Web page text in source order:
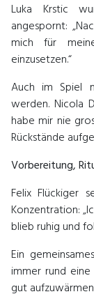
Luka Krstic
angespornt:
mich für
einzusetzen.“
Auch im Spiel
werden. Nicola
habe mir nie
Rückstände
Vorbereitung,
Felix Flückiger
Konzentration:
blieb ruhig und
Ein
immer rund
gut